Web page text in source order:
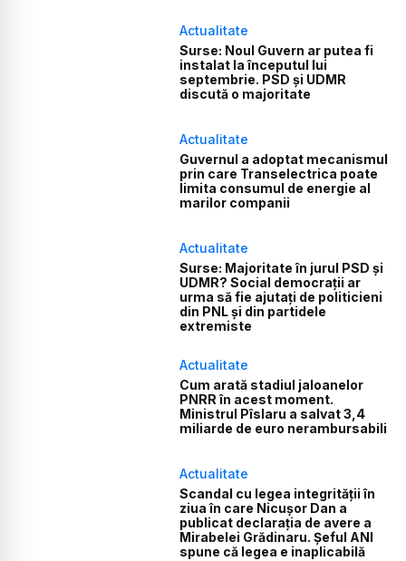
Actualitate
Surse: Noul Guvern ar putea fi
instalat la începutul lui
septembrie. PSD și UDMR
discută o majoritate
Actualitate
Guvernul a adoptat mecanismul
prin care Transelectrica poate
limita consumul de energie al
marilor companii
Actualitate
Surse: Majoritate în jurul PSD și
UDMR? Social democrații ar
urma să fie ajutați de politicieni
din PNL și din partidele
extremiste
Actualitate
Cum arată stadiul jaloanelor
PNRR în acest moment.
Ministrul Pîslaru a salvat 3,4
miliarde de euro nerambursabili
Actualitate
Scandal cu legea integrității în
ziua în care Nicușor Dan a
publicat declarația de avere a
Mirabelei Grădinaru. Șeful ANI
spune că legea e inaplicabilă